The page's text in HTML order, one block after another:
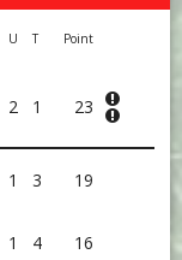
U T Point
2 1 23
1 3 19
1 4 16